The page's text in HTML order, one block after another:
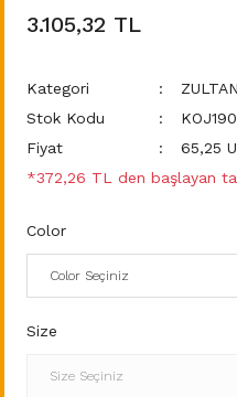
3.105,32 TL
Kategori
Stok Kodu
Fiyat
65,25
*372,26 TL den başlayan
Color
Size